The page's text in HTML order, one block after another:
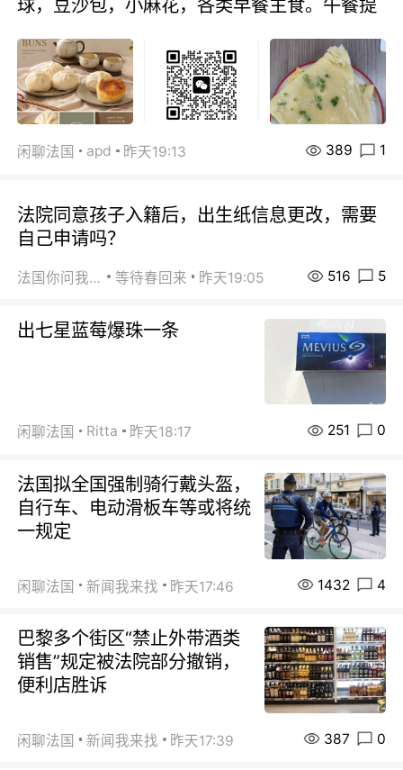
球，豆沙包，小麻花，各类早餐主食。午餐提
闲聊法国 apd 昨天19:13 389 1
法院同意孩子入籍后，出生纸信息更改，需要
自己申请吗？
法国你问我答 等待春回来 昨天19:05 516 5
出七星蓝莓爆珠一条
闲聊法国 Ritta 昨天18:17 251 0
法国拟全国强制骑行戴头盔，
自行车、电动滑板车等或将统
一规定
闲聊法国 新闻我来找 昨天17:46 1432 4
巴黎多个街区“禁止外带酒类
销售”规定被法院部分撤销，
便利店胜诉
闲聊法国 新闻我来找 昨天17:39 387 0